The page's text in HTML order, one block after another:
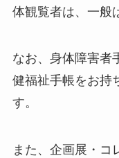
体観覧者は、一般
なお、身体障害者
健福祉手帳をお持
す。
また、企画展・コ